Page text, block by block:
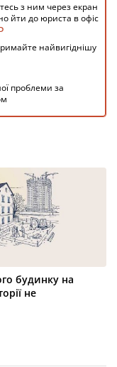
з ним через екран
йти до юриста в офіс
найвигіднішу
проблеми за
будинку на
не